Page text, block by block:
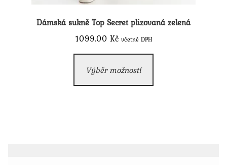
Dámská sukně Top Secret plizovaná zelená
1099.00 Kč včetně DPH
Výběr možností
má